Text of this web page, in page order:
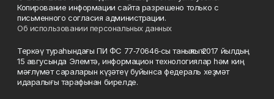
Копирование информации сайта разрешено только с
письменного согласия администрации.
Об использовании персональных данных
Теркәү тураһындағы ПИ ФС 77‑70646‑сы таныҡлыҡ 2017 йылдың
15 авгусында Элемтә, информацион технологиялар һәм киң
мәғлүмәт сараларын күҙәтеү буйынса федераль хеҙмәт
идаралығы тарафынан бирелде.